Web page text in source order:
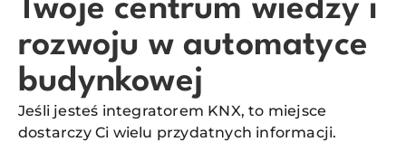
Twoje centrum wiedzy i
rozwoju w automatyce
budynkowej
Jeśli jesteś integratorem KNX, to miejsce
dostarczy Ci wielu przydatnych informacji.